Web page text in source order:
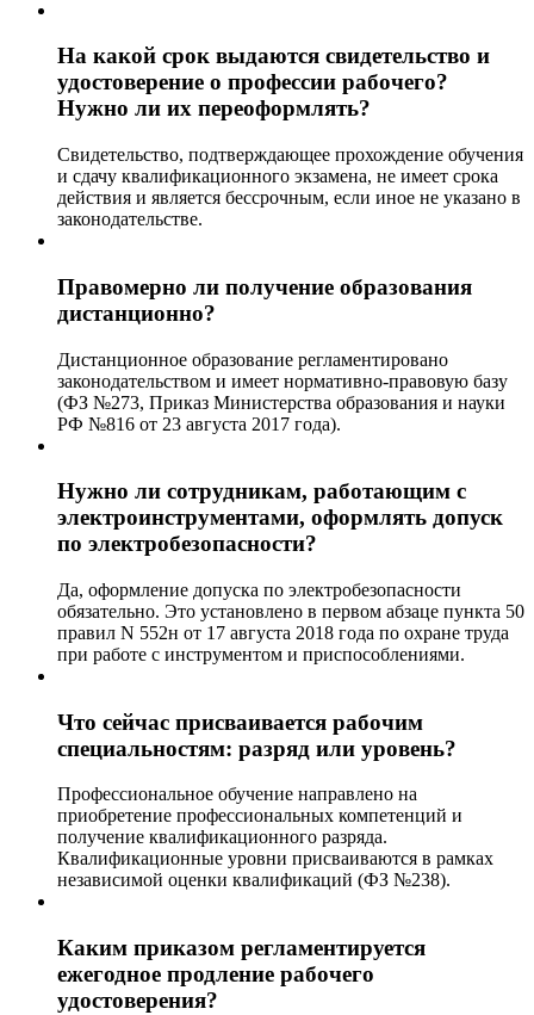
На какой срок выдаются свидетельство и
удостоверение о профессии рабочего?
Нужно ли их переоформлять?
Свидетельство, подтверждающее прохождение обучения
и сдачу квалификационного экзамена, не имеет срока
действия и является бессрочным, если иное не указано в
законодательстве.
Правомерно ли получение образования
дистанционно?
Дистанционное образование регламентировано
законодательством и имеет нормативно-правовую базу
(ФЗ №273, Приказ Министерства образования и науки
РФ №816 от 23 августа 2017 года).
Нужно ли сотрудникам, работающим с
электроинструментами, оформлять допуск
по электробезопасности?
Да, оформление допуска по электробезопасности
обязательно. Это установлено в первом абзаце пункта 50
правил N 552н от 17 августа 2018 года по охране труда
при работе с инструментом и приспособлениями.
Что сейчас присваивается рабочим
специальностям: разряд или уровень?
Профессиональное обучение направлено на
приобретение профессиональных компетенций и
получение квалификационного разряда.
Квалификационные уровни присваиваются в рамках
независимой оценки квалификаций (ФЗ №238).
Каким приказом регламентируется
ежегодное продление рабочего
удостоверения?